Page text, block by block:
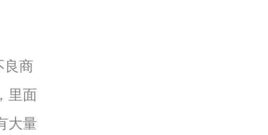
商
里面
大量